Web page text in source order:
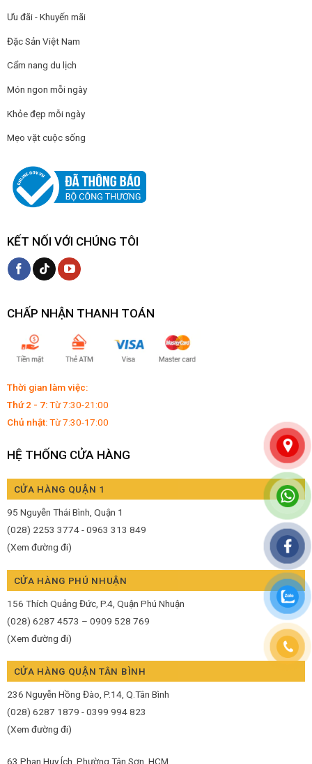
Ưu đãi - Khuyến mãi
Đặc Sản Việt Nam
Cẩm nang du lịch
Món ngon mỗi ngày
Khỏe đẹp mỗi ngày
Mẹo vặt cuộc sống
KẾT NỐI VỚI CHÚNG TÔI
CHẤP NHẬN THANH TOÁN
Thời gian làm việc:
Thứ 2 - 7:Từ 7:30-21:00
Chủ nhật:Từ 7:30-17:00
HỆ THỐNG CỬA HÀNG
CỬA HÀNG QUẬN 1
95 Nguyễn Thái Bình, Quận 1
(028) 2253 3774 - 0963 313 849
(Xem đường đi)
CỬA HÀNG PHÚ NHUẬN
156 Thích Quảng Đức, P.4, Quận Phú Nhuận
(028) 6287 4573 – 0909 528 769
(Xem đường đi)
CỬA HÀNG QUẬN TÂN BÌNH
236 Nguyễn Hồng Đào, P.14, Q.Tân Bình
(028) 6287 1879 - 0399 994 823
(Xem đường đi)
63 Phan Huy Ích, Phường Tân Sơn, HCM